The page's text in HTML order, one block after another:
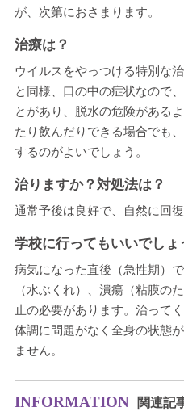
が、次第におさまります。
治療は？
ウイルスをやっつける特別な
と同様、口の中の症状なので
とがあり、脱水の危険がある
たり飲んだりできる場合でも
するのがよいでしょう。
治りますか？対処法は？
通常予後は良好で、自然に回復
学校に行ってもいいでしょ
病気になった直後（急性期）
（水ぶくれ）、潰瘍（粘膜の
止の必要があります。治って
体調に問題がなく全身の状態
ません。
INFORMATION 関連記